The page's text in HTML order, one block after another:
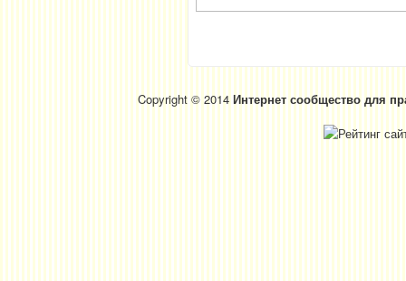
Copyright © 2014 Интернет сообщество для